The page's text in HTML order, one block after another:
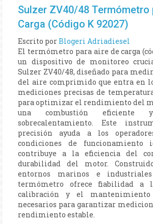
Sulzer ZV40/48 Termómetro
Carga (Código K 92027)
Escrito porBlogeri Adriadiesel
El termómetro para aire de carga
un dispositivo de monitoreo
Sulzer ZV40/48, diseñado para
del aire comprimido que entra en
mediciones precisas de
para optimizar el rendimiento del
una combustión
sobrecalentamiento. Este
precisión ayuda a los
condiciones de funcionamiento
contribuye a la eficiencia del
durabilidad del motor.
entornos marinos e
termómetro ofrece fiabilidad a
calibración y el mantenimiento
necesarios para garantizar
rendimiento estable.